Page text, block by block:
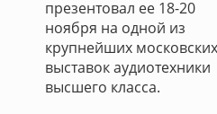
презентовал ее 18-20
ноября на одной из
крупнейших московских
выставок аудиотехники
высшего класса.